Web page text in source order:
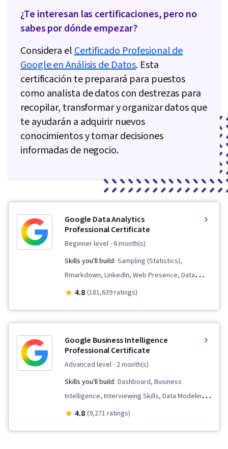
¿Te interesan las certificaciones, pero no
sabes por dónde empezar?
Considera elCertificado Profesional de
Google en Análisis de Datos. Esta
certificación te preparará para puestos
como analista de datos con destrezas para
recopilar, transformar y organizar datos que
te ayudarán a adquirir nuevos
conocimientos y tomar decisiones
informadas de negocio.
Google Data Analytics
Professional Certificate
beginner level · 6 month(s)
Skills you'll build: Sampling (Statistics),
Rmarkdown, LinkedIn, Web Presence, Data
Visualization, Interactive Data Visualization, Data
Presentation, Interviewing Skills, Ggplot2, Data
Validation, Object Oriented Programming
Analytics, Scripting, Programming Principles,
Data Processing, Computer Programming, SQL,
4.8 (181,639 ratings)
Google Business Intelligence
Professional Certificate
advanced level · 2 month(s)
Skills you'll build: Dashboard, Business
Intelligence, Interviewing Skills, Data Modeling,
Stakeholder Communications, Tableau
4.8 (9,271 ratings)